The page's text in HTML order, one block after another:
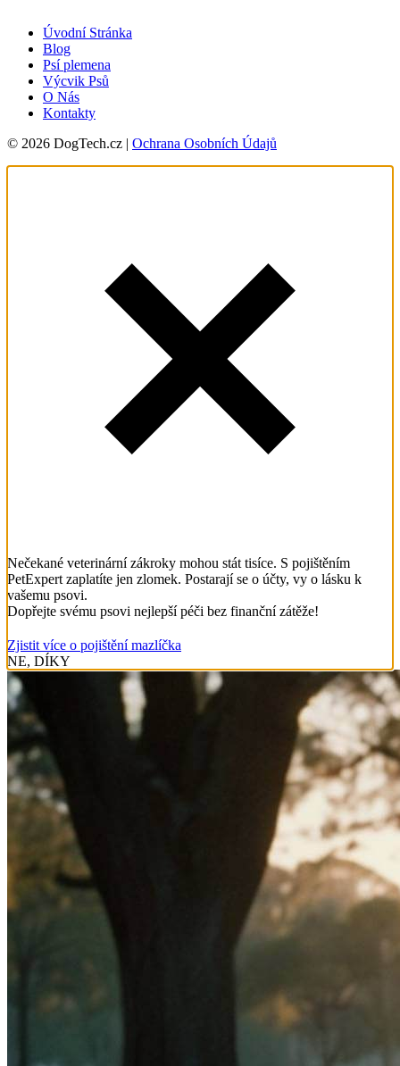
Úvodní Stránka
Blog
Psí plemena
Výcvik Psů
O Nás
Kontakty
© 2026 DogTech.cz | Ochrana Osobních Údajů
Nečekané veterinární zákroky mohou stát tisíce. S pojištěním
PetExpert zaplatíte jen zlomek. Postarají se o účty, vy o lásku k
vašemu psovi.
Dopřejte svému psovi nejlepší péči bez finanční zátěže!
Zjistit více o pojištění mazlíčka
NE, DÍKY